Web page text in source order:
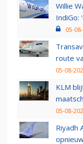
Willie
IndiGo:
05-
route
05-08-
KLM
05-08-
Riyadh